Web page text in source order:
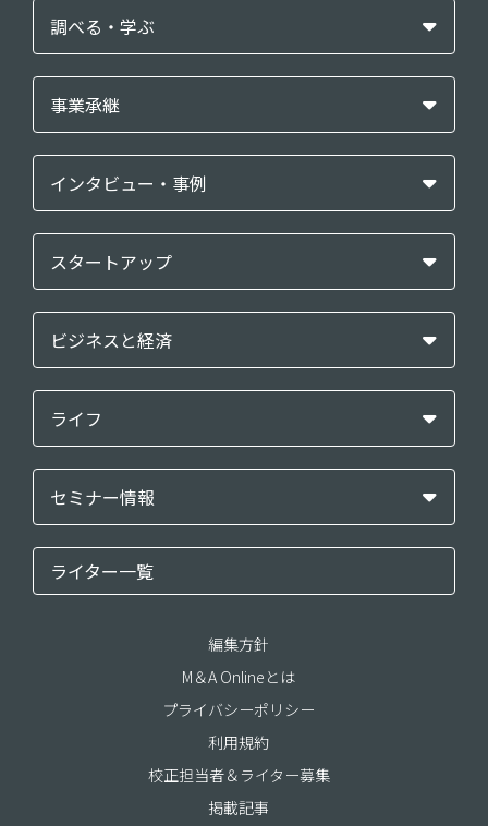
調べる・学ぶ
事業承継
インタビュー・事例
スタートアップ
ビジネスと経済
ライフ
セミナー情報
ライター一覧
編集方針
M＆A Onlineとは
プライバシーポリシー
利用規約
校正担当者＆ライター募集
掲載記事